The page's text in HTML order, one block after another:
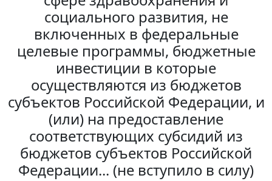
социального развития, не
включенных в федеральные
целевые программы, бюджетные
инвестиции в которые
осуществляются из бюджетов
субъектов Российской Федерации, и
(или) на предоставление
соответствующих субсидий из
бюджетов субъектов Российской
Федерации... (не вступило в силу)